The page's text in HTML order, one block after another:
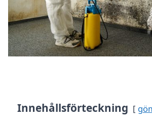
Innehållsförteckning